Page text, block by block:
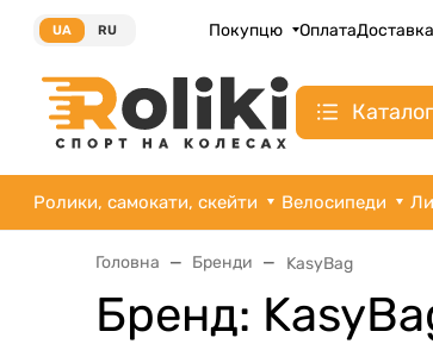
UA RU Покупцю ОплатаДоставка
Каталог
Ролики, самокати, скейти Велосипеди
Головна Бренди KasyBag
Бренд: